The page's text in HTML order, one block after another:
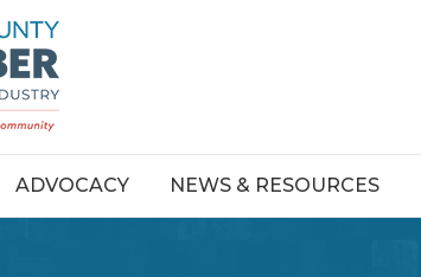
ADVOCACY NEWS & RESOURCES